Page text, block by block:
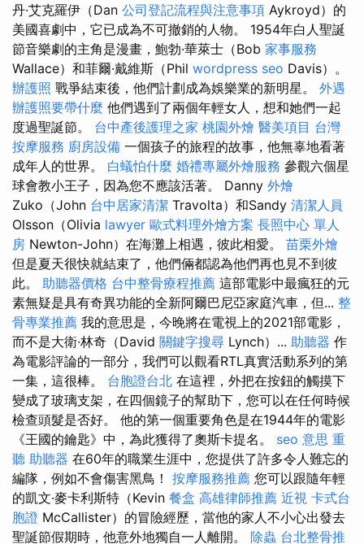
丹·艾克羅伊（Dan 公司登記流程與注意事項 Aykroyd）的
美國喜劇中，它已成為不可撤銷的人物。 1954年白人聖誕
節音樂劇的主角是漫畫，鮑勃·華萊士（Bob 家事服務
Wallace）和菲爾·戴維斯（Phil wordpress seo Davis）。
辦護照 戰爭結束後，他們計劃成為娛樂業的新明星。 外遇
辦護照要帶什麼 他們遇到了兩個年輕女人，想和她們一起
度過聖誕節。 台中產後護理之家 桃園外燴 醫美項目 台灣
按摩服務 廚房設備 一個孩子的旅程的故事，他無辜地看著
成年人的世界。 白蟻怕什麼 婚禮專屬外燴服務 參觀六個星
球會教小王子，因為您不應該活著。 Danny 外燴
Zuko（John 台中居家清潔 Travolta）和Sandy 清潔人員
Olsson（Olivia lawyer 歐式料理外燴方案 長照中心 單人
房 Newton-John）在海灘上相遇，彼此相愛。 苗栗外燴
但是夏天很快就結束了，他們倆都認為他們再也見不到彼
此。 助聽器價格 台中整骨療程推薦 這部電影中最瘋狂的元
素無疑是具有奇異功能的全新阿爾巴尼亞家庭汽車，但... 整
骨專業推薦 我的意思是，今晚將在電視上的2021部電影，
而不是大衛·林奇（David 關鍵字搜尋 Lynch）... 助聽器 作
為電影評論的一部分，我們可以觀看RTL真實活動系列的第
一集，這很棒。 台胞證台北 在這裡，外把在按鈕的觸摸下
變成了玻璃支架，在四個鏡子的幫助下，您可以在任何時候
檢查頭髮是否好。 他的第一個重要角色是在1944年的電影
《王國的鑰匙》中，為此獲得了奧斯卡提名。 seo 意思 重
聽 助聽器 在60年的職業生涯中，您提供了許多令人難忘的
編隊，例如不會傷害黑鳥！ 按摩服務推薦 您可以跟隨年輕
的凱文·麥卡利斯特（Kevin 餐盒 高雄律師推薦 近視 卡式台
胞證 McCallister）的冒險經歷，當他的家人不小心出發去
聖誕節假期時，他意外地獨自一人離開。 除蟲 台北整骨推